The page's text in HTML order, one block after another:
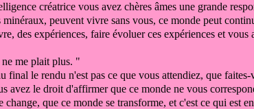
créatrice vous avez chères âmes une grande
minéraux, peuvent vivre sans vous, ce monde peut
des expériences, faire évoluerces expériences et vous
me plait plus. "
final le rendu n'est pas ce que vous attendiez, que faites-
avez le droit d'affirmer que ce monde ne vous
change, que ce monde se transforme, et c'est ce qui est